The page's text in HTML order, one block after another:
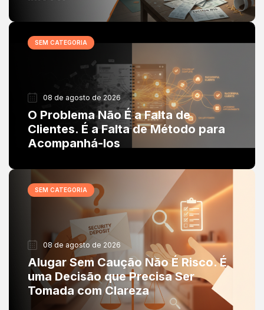
SEM CATEGORIA
08 de agosto de 2026
O Problema Não É a Falta de
Clientes. É a Falta de Método para
Acompanhá-los
SEM CATEGORIA
08 de agosto de 2026
Alugar Sem Caução Não É Risco. É
uma Decisão que Precisa Ser
Tomada com Clareza